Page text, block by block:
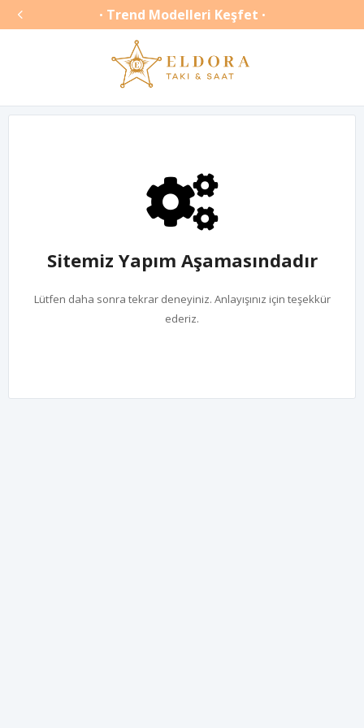
 • Trend Modelleri Keşfet •
Sitemiz Yapım Aşamasındadır
Lütfen daha sonra tekrar deneyiniz. Anlayışınız için teşekkür
ederiz.